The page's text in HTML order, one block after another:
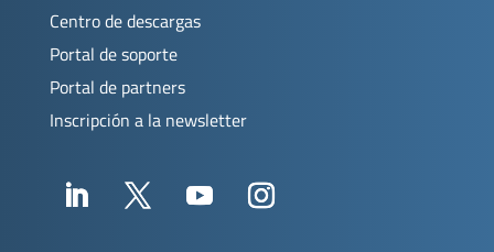
Centro de descargas
Portal de soporte
Portal de partners
Inscripción a la newsletter